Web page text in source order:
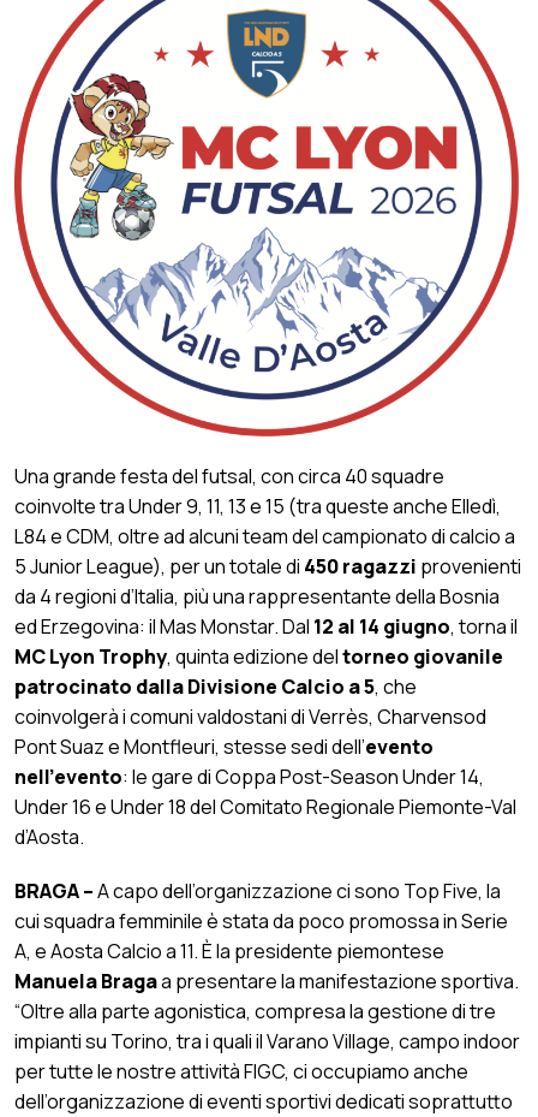
Una grande festa del futsal, con circa 40 squadre
coinvolte tra Under 9, 11, 13 e 15 (tra queste anche Elledì,
L84 e CDM, oltre ad alcuni team del campionato di calcio a
5 Junior League), per un totale di 450 ragazzi provenienti
da 4 regioni d’Italia, più una rappresentante della Bosnia
ed Erzegovina: il Mas Monstar. Dal 12 al 14 giugno, torna il
MC Lyon Trophy, quinta edizione deltorneo giovanile
patrocinato dalla Divisione Calcio a 5, che
coinvolgerà i comuni valdostani di Verrès, Charvensod
Pont Suaz e Montfleuri, stesse sedi dell’evento
nell’evento: le gare di Coppa Post-Season Under 14,
Under 16 e Under 18 del Comitato Regionale Piemonte-Val
d’Aosta.
BRAGA –A capo dell’organizzazione ci sono Top Five, la
cui squadra femminile è stata da poco promossa in Serie
A, e Aosta Calcio a 11. È la presidente piemontese
Manuela Bragaa presentare la manifestazione sportiva.
“Oltre alla parte agonistica, compresa la gestione di tre
impianti su Torino, tra i quali il Varano Village, campo indoor
per tutte le nostre attività FIGC, ci occupiamo anche
dell’organizzazione di eventi sportivi dedicati soprattutto